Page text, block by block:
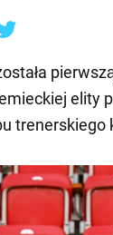
elity
trenerskiego